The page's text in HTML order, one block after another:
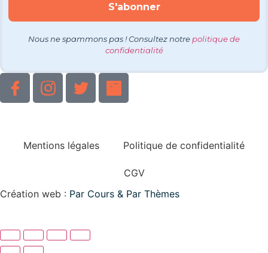
Nous ne spammons pas ! Consultez notre politique de
confidentialité
Mentions légales Politique de confidentialité
CGV
Création web : Par Cours & Par Thèmes